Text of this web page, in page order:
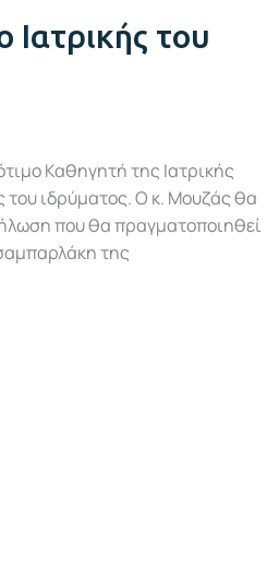
του
Καθηγητή της Ιατρικής
του ιδρύματος. Ο κ. Μουζάς θα
που θα πραγματοποιηθεί
της